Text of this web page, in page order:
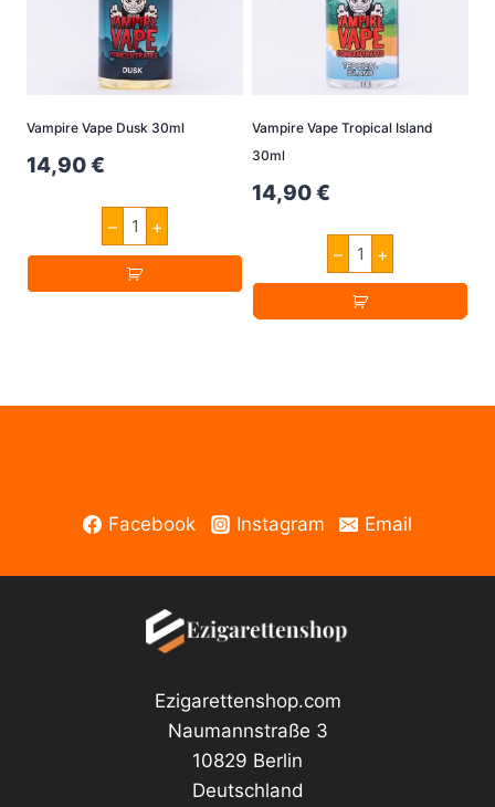
Vampire Vape Dusk 30ml
14,90€
–
Vampire
Vape
Dusk
30ml
Menge
+
Vampire Vape Tropical Island
30ml
14,90€
–
Vampire
Vape
Tropical
Island
30ml
+
Facebook Instagram Email
Ezigarettenshop.com
Naumannstraße 3
10829 Berlin
Deutschland